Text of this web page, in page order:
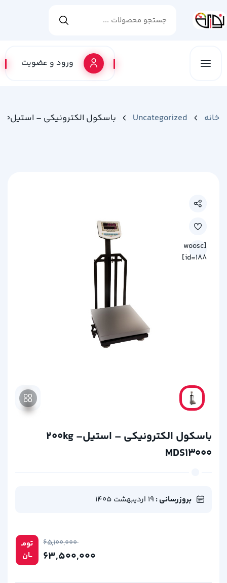
ورود و عضویت
خانه Uncategorized باسکول الکترونیکی – استیل200kg – MDS13000
[woosc
id=188]
باسکول الکترونیکی – استیل200kg –
MDS13000
بروزرسانی : 19 اردیبهشت 1405
تومـ
ــان
۶۵,۱۰۰,۰۰۰